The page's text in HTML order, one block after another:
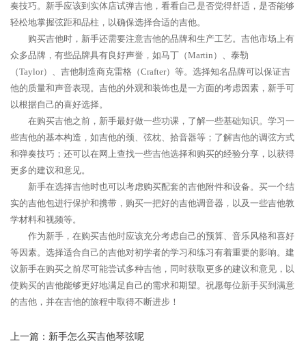
奏技巧。新手应该到实体店试弹吉他，看看自己是否觉得舒适，是否能够
轻松地掌握弦距和品柱，以确保选择合适的吉他。
购买吉他时，新手还需要注意吉他的品牌和生产工艺。吉他市场上有
众多品牌，有些品牌具有良好声誉，如马丁（Martin）、泰勒
（Taylor）、吉他制造商克雷格（Crafter）等。选择知名品牌可以保证吉
他的质量和声音表现。吉他的外观和装饰也是一方面的考虑因素，新手可
以根据自己的喜好选择。
在购买吉他之前，新手最好做一些功课，了解一些基础知识。学习一
些吉他的基本构造，如吉他的颈、弦枕、拾音器等；了解吉他的调弦方式
和弹奏技巧；还可以在网上查找一些吉他选择和购买的经验分享，以获得
更多的建议和意见。
新手在选择吉他时也可以考虑购买配套的吉他附件和设备。买一个结
实的吉他包进行保护和携带，购买一把好的吉他调音器，以及一些吉他教
学材料和视频等。
作为新手，在购买吉他时应该充分考虑自己的预算、音乐风格和喜好
等因素。选择适合自己的吉他对初学者的学习和练习有着重要的影响。建
议新手在购买之前尽可能尝试多种吉他，同时获取更多的建议和意见，以
使购买的吉他能够更好地满足自己的需求和期望。祝愿每位新手买到满意
的吉他，并在吉他的旅程中取得不断进步！
上一篇： 新手怎么买吉他琴弦呢